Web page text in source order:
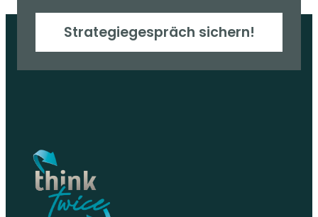
Strategiegespräch sichern!